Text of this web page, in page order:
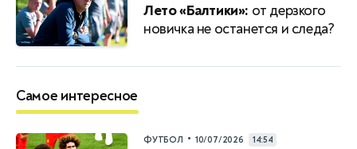
Лето «Балтики»: от дерзкого
новичка не останется и следа?
Самое интересное
ФУТБОЛ • 10/07/2026 14:54